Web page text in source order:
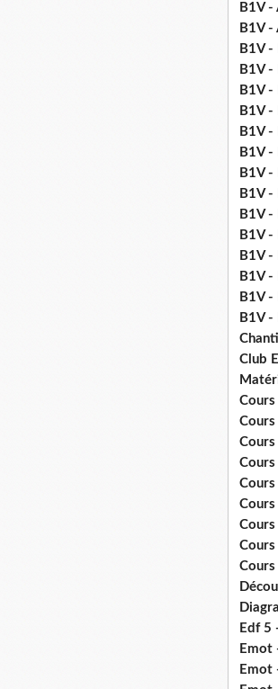
B1V
B1V
B1V
B1V
B1V
B1V
B1V
B1V
B1V
B1V
B1V
B1V
B1V
B1V
B1V
B1V
Club
Cours
Cours
Cours
Cours
Edf 5
Emot
Emot